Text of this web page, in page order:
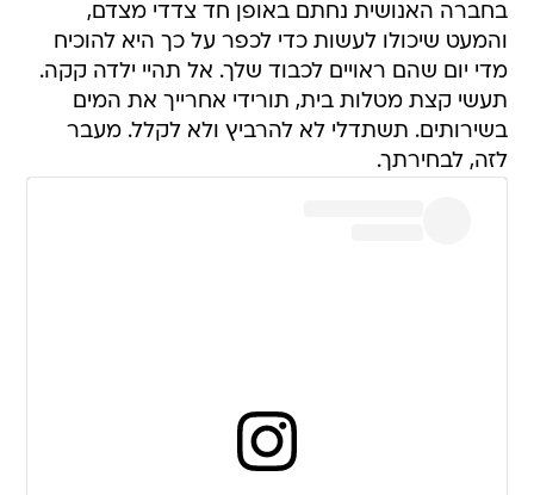
בחברה האנושית נחתם באופן חד צדדי מצדם,
והמעט שיכולו לעשות כדי לכפר על כך היא להוכיח
מדי יום שהם ראויים לכבוד שלך. אל תהיי ילדה קקה.
תעשי קצת מטלות בית, תורידי אחרייך את המים
בשירותים. תשתדלי לא להרביץ ולא לקלל. מעבר
לזה, לבחירתך.